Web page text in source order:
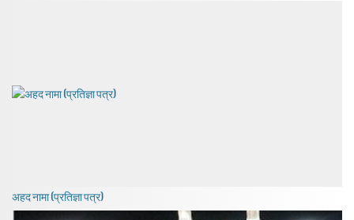
अहद नामा (प्रतिज्ञा पत्र)